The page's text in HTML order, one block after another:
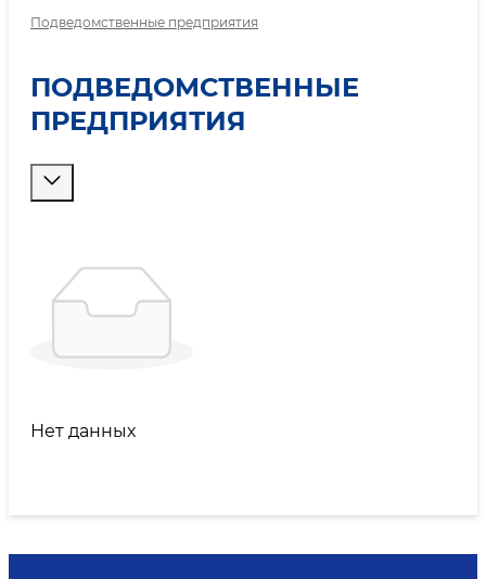
Подведомственные предприятия
ПОДВЕДОМСТВЕННЫЕ
ПРЕДПРИЯТИЯ
Нет данных